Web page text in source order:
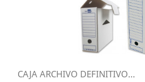
CAJA ARCHIVO DEFINITIVO...